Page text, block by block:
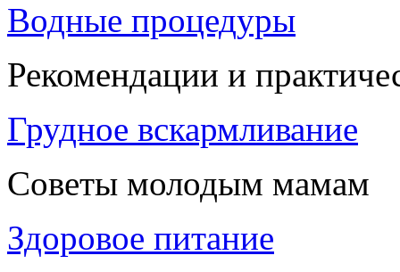
Водные процедуры
Рекомендации и
Грудное вскармливание
Советы молодым мамам
Здоровое питание